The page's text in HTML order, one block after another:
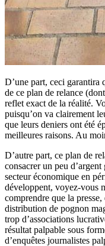
D’une part, ceci garantira
de ce plan de relance
reflet exact de la réalité.
puisqu’on va clairement
que leurs deniers ont été
meilleures raisons. Au
D’autre part, ce plan de
consacrer un peu
secteur économique en
développent, voyez-vous
comprendre que la
distribution de pognon
trop d’associations
résultat palpable sous
d’enquêtes journalistes